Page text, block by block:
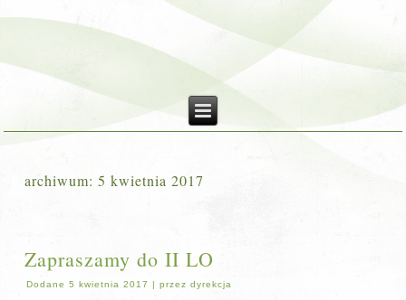
archiwum:5 kwietnia 2017
Zapraszamy do II LO
Dodane 5 kwietnia 2017 |przez dyrekcja